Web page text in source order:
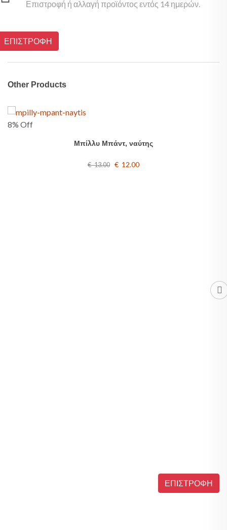
Επιστροφή ή αλλαγή προϊόντος εντός 14 ημερών.
ΕΠΙΣΤΡΟΦΗ
Other Products
8% Off
Μπίλλυ Μπάντ, ναύτης
€ 13.00 € 12.00
ΕΠΙΣΤΡΟΦΗ